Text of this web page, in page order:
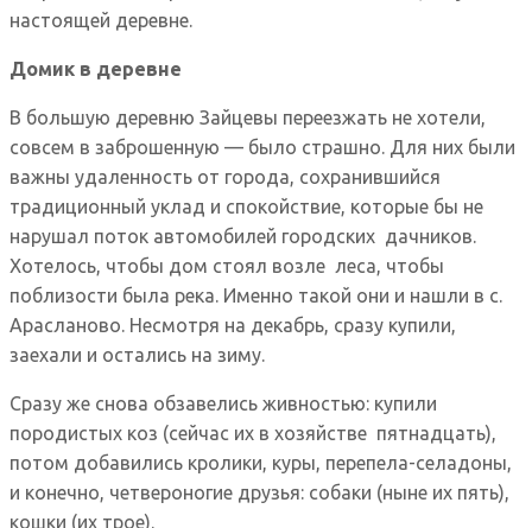
настоящей деревне.
Домик в деревне
В большую деревню Зайцевы переезжать не хотели,
совсем в заброшенную — было страшно. Для них были
важны удаленность от города, сохранившийся
традиционный уклад и спокойствие, которые бы не
нарушал поток автомобилей городских дачников.
Хотелось, чтобы дом стоял возле леса, чтобы
поблизости была река. Именно такой они и нашли в с.
Арасланово. Несмотря на декабрь, сразу купили,
заехали и остались на зиму.
Сразу же снова обзавелись живностью: купили
породистых коз (сейчас их в хозяйстве пятнадцать),
потом добавились кролики, куры, перепела-селадоны,
и конечно, четвероногие друзья: собаки (ныне их пять),
кошки (их трое).